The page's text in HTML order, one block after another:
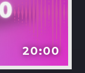
20:00